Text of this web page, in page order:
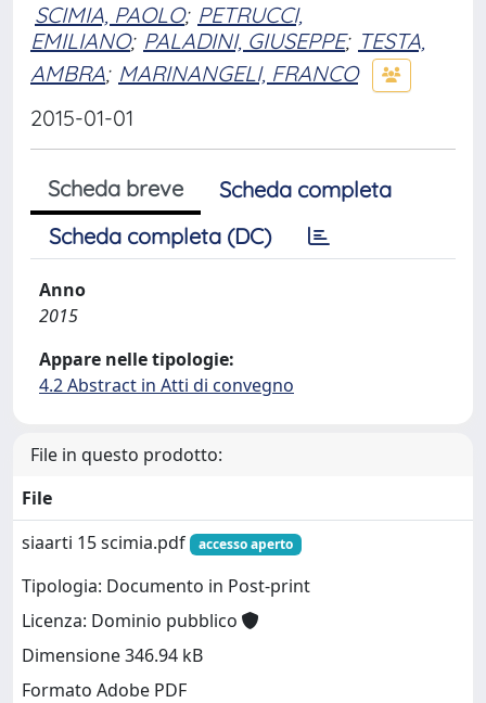
SCIMIA, PAOLO; PETRUCCI,
EMILIANO; PALADINI, GIUSEPPE; TESTA,
AMBRA; MARINANGELI, FRANCO
2015-01-01
Scheda breve
Scheda completa
Scheda completa (DC)
Anno
2015
Appare nelle tipologie:
4.2 Abstract in Atti di convegno
File in questo prodotto:
File
siaarti 15 scimia.pdf
accesso aperto
Tipologia: Documento in Post-print
Licenza: Dominio pubblico
Dimensione 346.94 kB
Formato Adobe PDF